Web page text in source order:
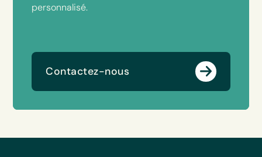
personnalisé.
Contactez-nous